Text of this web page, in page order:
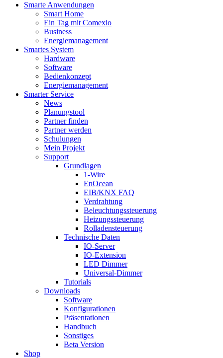
Smarte Anwendungen
Smart Home
Ein Tag mit Comexio
Business
Energiemanagement
Smartes System
Hardware
Software
Bedienkonzept
Energiemanagement
Smarter Service
News
Planungstool
Partner finden
Partner werden
Schulungen
Mein Projekt
Support
Grundlagen
1-Wire
EnOcean
EIB/KNX FAQ
Verdrahtung
Beleuchtungssteuerung
Heizungssteuerung
Rolladensteuerung
Technische Daten
IO-Server
IO-Extension
LED Dimmer
Universal-Dimmer
Tutorials
Downloads
Software
Konfigurationen
Präsentationen
Handbuch
Sonstiges
Beta Version
Shop